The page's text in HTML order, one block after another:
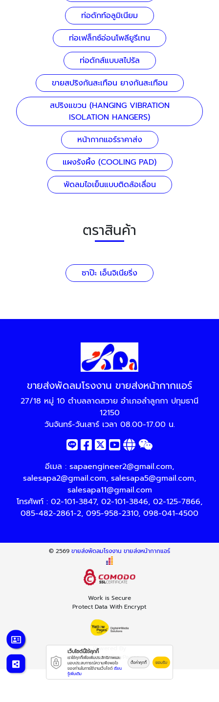
ท่อดักท์อลูมิเนียม
ท่อเฟล็กซ์อ่อนโพลียูรีเทน
ท่อดักส์แบบสไปรัล
ขายสปริงกันสะเทือน ยางกันสะเทือน
สปริงแขวน (HANGING VIBRATION
ISOLATION HANGERS)
หน้ากากแอร์ราคาส่ง
แผงรังผึ้ง (COOLING PAD)
พัดลมไอเย็นแบบติดล้อเลื่อน
ตราสินค้า
ซาป๊ะ เอ็นจิเนียริ่ง
ขายส่งพัดลมโรงงาน ขายส่งหน้ากากแอร์
27/18 หมู่ 10 ตำบลลาดสวาย อำเภอลำลูกกา ปทุมธานี
12150
วันจันทร์-วันเสาร์ เวลา 08.00-17.00 น.
อีเมล : sapaengineer2@gmail.com,
salesapa2@gmail.com, salesapa5@gmail.com,
salesapa11@gmail.com
โทรศัพท์ : 02-101-3847, 02-101-3846, 02-125-7866,
085-482-2861-2, 095-958-2310, 098-041-4500
© 2569 ขายส่งพัดลมโรงงาน ขายส่งหน้ากากแอร์
Work is Secure
Protect Data With Encrypt
Powered By
Thailand YellowPages
เว็บไซต์นี้ใช้คุกกี้
เราใช้คุกกี้เพื่อเพิ่มประสิทธิภาพและ
มอบประสบการณ์ความพึงพอใจ
ของท่านในการใช้งานเว็บไซต์ เรียน
รู้เพิ่มเติม
ตั้งค่าคุกกี้ ยอมรับ